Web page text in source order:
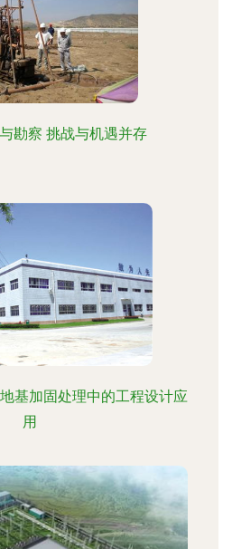
勘察 挑战与机遇并存
基加固处理中的工程设计应
用